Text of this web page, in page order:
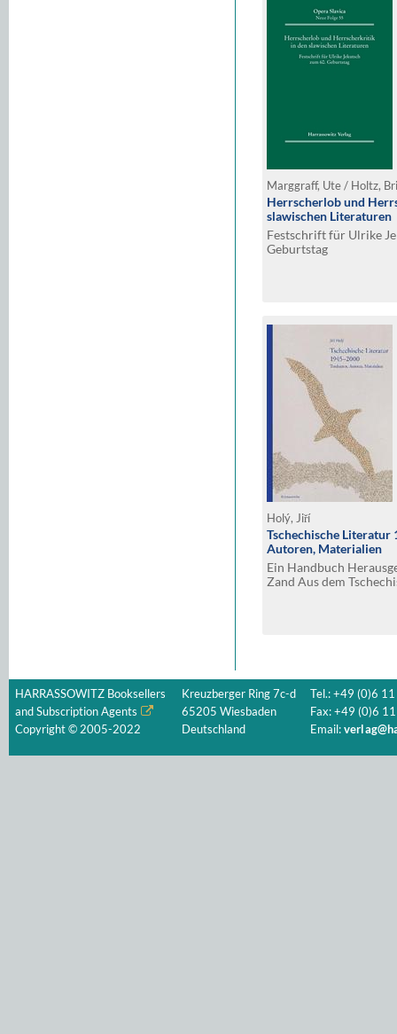
Marggraff, Ute / Holtz,
Herrscherlob und
slawischen Literaturen
Festschrift für Ulrike
Geburtstag
Holý, Jiří
Tschechische Literatur
Autoren, Materialien
Ein Handbuch
Zand Aus dem
HARRASSOWITZ Booksellers
and Subscription Agents
Copyright © 2005-2022
Kreuzberger Ring 7c-d
65205 Wiesbaden
Deutschland
Tel.: +49 (0)6
Fax: +49 (0)6
Email: